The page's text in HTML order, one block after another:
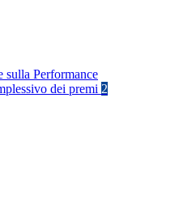
sulla Performance
dei premi 2